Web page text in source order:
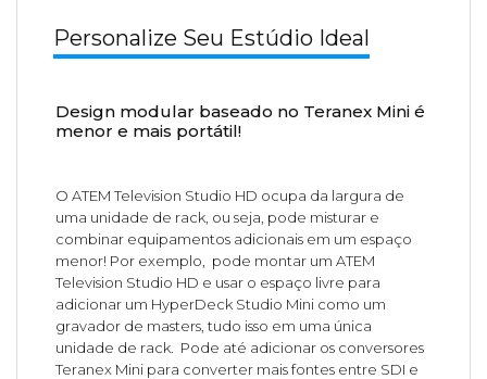
Personalize Seu Estúdio Ideal
Design modular baseado no Teranex Mini é
menor e mais portátil!
O ATEM Television Studio HD ocupa da largura de
uma unidade de rack, ou seja, pode misturar e
combinar equipamentos adicionais em um espaço
menor! Por exemplo, pode montar um ATEM
Television Studio HD e usar o espaço livre para
adicionar um HyperDeck Studio Mini como um
gravador de masters, tudo isso em uma única
unidade de rack. Pode até adicionar os conversores
Teranex Mini para converter mais fontes entre SDI e